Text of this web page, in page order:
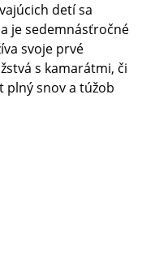
detí sa
je sedemnásťročné
svoje prvé
s kamarátmi, či
plný snov a túžob